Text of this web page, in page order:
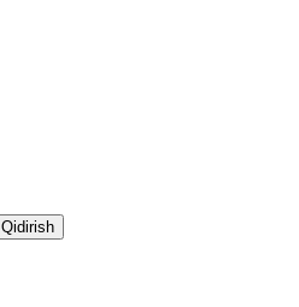
Qidirish